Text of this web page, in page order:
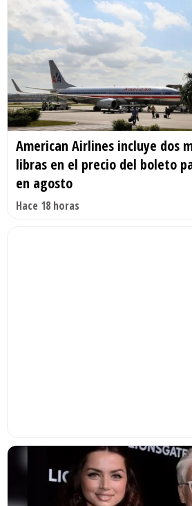
American Airlines incluye dos
libras en el precio del boleto
en agosto
Hace 18 horas